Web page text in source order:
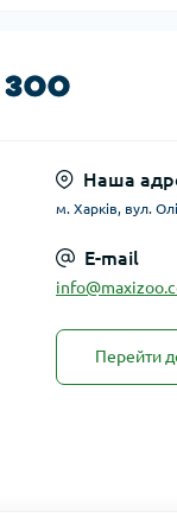
Наша
м. Харків, вул.
E-mail
Перейти